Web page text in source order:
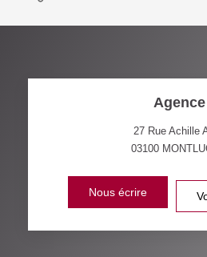
Agence
27 Rue Achille
03100
Nous écrire